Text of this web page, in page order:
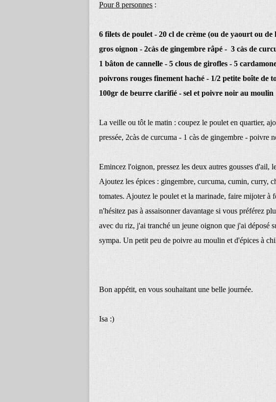
Pour 8 personnes :
6 filets de poulet - 20 cl de crème (ou de yaourt ou de
gros oignon - 2càs de gingembre râpé - 3 càs de
1 bâton de cannelle - 5 clous de girofles - 5
poivrons rouges finement haché - 1/2 petite boîte de
100gr de beurre clarifié - sel et poivre noir au moulin
La veille ou tôt le matin : coupez le poulet en quartier,
pressée, 2càs de curcuma - 1 càs de gingembre - poivre
Emincez l'oignon, pressez les deux autres gousses d'ail,
Ajoutez les épices : gingembre, curcuma, cumin, curry,
tomates. Ajoutez le poulet et la marinade, faire mijoter à
n'hésitez pas à assaisonner davantage si vous préférez
avec du riz, j'ai tranché un jeune oignon que j'ai déposé
sympa. Un petit peu de poivre au moulin et d'épices à
Bon appétit, en vous souhaitant une belle journée.
Isa :)